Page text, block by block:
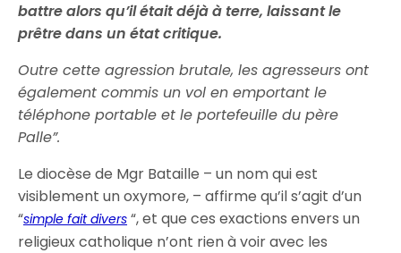
battre alors qu’il était déjà à terre, laissant le
prêtre dans un état critique.
Outre cette agression brutale, les agresseurs ont
également commis un vol en emportant le
téléphone portable et le portefeuille du père
Palle”.
Le diocèse de Mgr Bataille – un nom qui est
visiblement un oxymore, – affirme qu’il s’agit d’un
“simple fait divers “, et que ces exactions envers un
religieux catholique n’ont rien à voir avec les